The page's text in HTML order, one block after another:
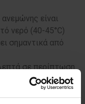
είναι
νερό (40-45°C)
σημαντικά από
σε περίπτωση
νερό, θα
πόνο και θα